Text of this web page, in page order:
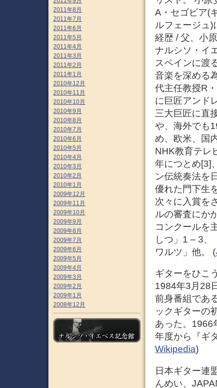
A・セゴビア(
ルフェージュ)
経歴 / 父、小
ナルシソ・イ
スペインに渡
音楽を深める
代主任教授R
に巨匠アンド
三大巨匠に直
や、海外でも
め、欧米、国
NHK教育テレ
年につとめ[3]
ン伝統奏法を
優れた門下生
次々に入賞を
ルの審査にか
コンクールを
しつ」1 – 3、
ワルツ」他。 (
ギターをひこ
1984年3月28
前身番組であ
ックギターの
あった。1966
年度から『ギ
Wikipedia)
日本ギター連
んめい、
2011年8月
2011年7月
2011年6月
2011年5月
2011年4月
2011年3月
2011年2月
2011年1月
2010年12月
2010年11月
2010年10月
2010年9月
2010年8月
2010年7月
2010年6月
2010年5月
2010年4月
2010年3月
2010年2月
2010年1月
2009年12月
2009年11月
2009年10月
2009年9月
2009年8月
2009年7月
2009年6月
2009年5月
2009年4月
2009年3月
2009年2月
2009年1月
2008年12月